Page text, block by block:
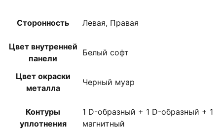
Сторонность Левая, Правая
Цвет внутренней
панели
Белый софт
Цвет окраски
металла
Черный муар
Контуры
уплотнения
1 D-образный + 1 D-образный + 1
магнитный